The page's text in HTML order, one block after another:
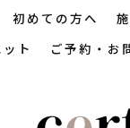
初めての方へ
ト ご予約・お